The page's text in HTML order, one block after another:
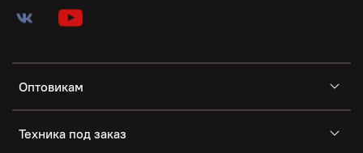
Оптовикам
Техника под заказ